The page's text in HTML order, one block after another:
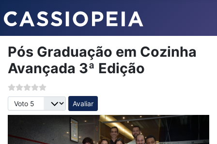
Pós Graduação em Cozinha
Avançada 3ª Edição
Avalie, por favor